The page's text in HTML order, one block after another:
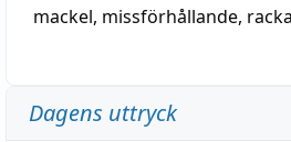
mackel, missförhållande,
Dagens uttryck